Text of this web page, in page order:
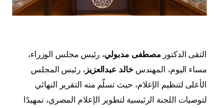
التقى الدكتور مصطفى مدبولي، رئيس مجلس الوزراء،
مساء اليوم، المهندس خالد عبدالعزيز، رئيس المجلس
الأعلى لتنظيم الإعلام، حيث تسلّم منه التقرير النهائي
لتوصيات اللجنة الرئيسية لتطوير الإعلام المصري، تمهيدًا